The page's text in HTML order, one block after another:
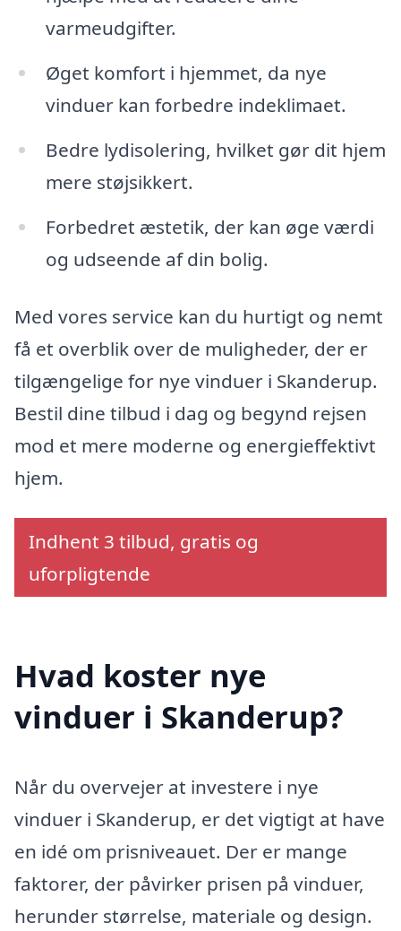
varmeudgifter.
Øget komfort i hjemmet, da nye
vinduer kan forbedre indeklimaet.
Bedre lydisolering, hvilket gør dit hjem
mere støjsikkert.
Forbedret æstetik, der kan øge værdi
og udseende af din bolig.
Med vores service kan du hurtigt og nemt
få et overblik over de muligheder, der er
tilgængelige for nye vinduer i Skanderup.
Bestil dine tilbud i dag og begynd rejsen
mod et mere moderne og energieffektivt
hjem.
Indhent 3 tilbud, gratis og
uforpligtende
Hvad koster nye
vinduer i Skanderup?
Når du overvejer at investere i nye
vinduer i Skanderup, er det vigtigt at have
en idé om prisniveauet. Der er mange
faktorer, der påvirker prisen på vinduer,
herunder størrelse, materiale og design.